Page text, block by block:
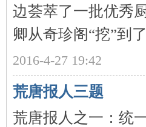
边荟萃了一批优秀
卿从奇珍阁“挖”到
2016-4-27 19:42
荒唐报人三题
荒唐报人之一：统